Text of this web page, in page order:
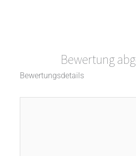
Bewertung
Bewertungsdetails